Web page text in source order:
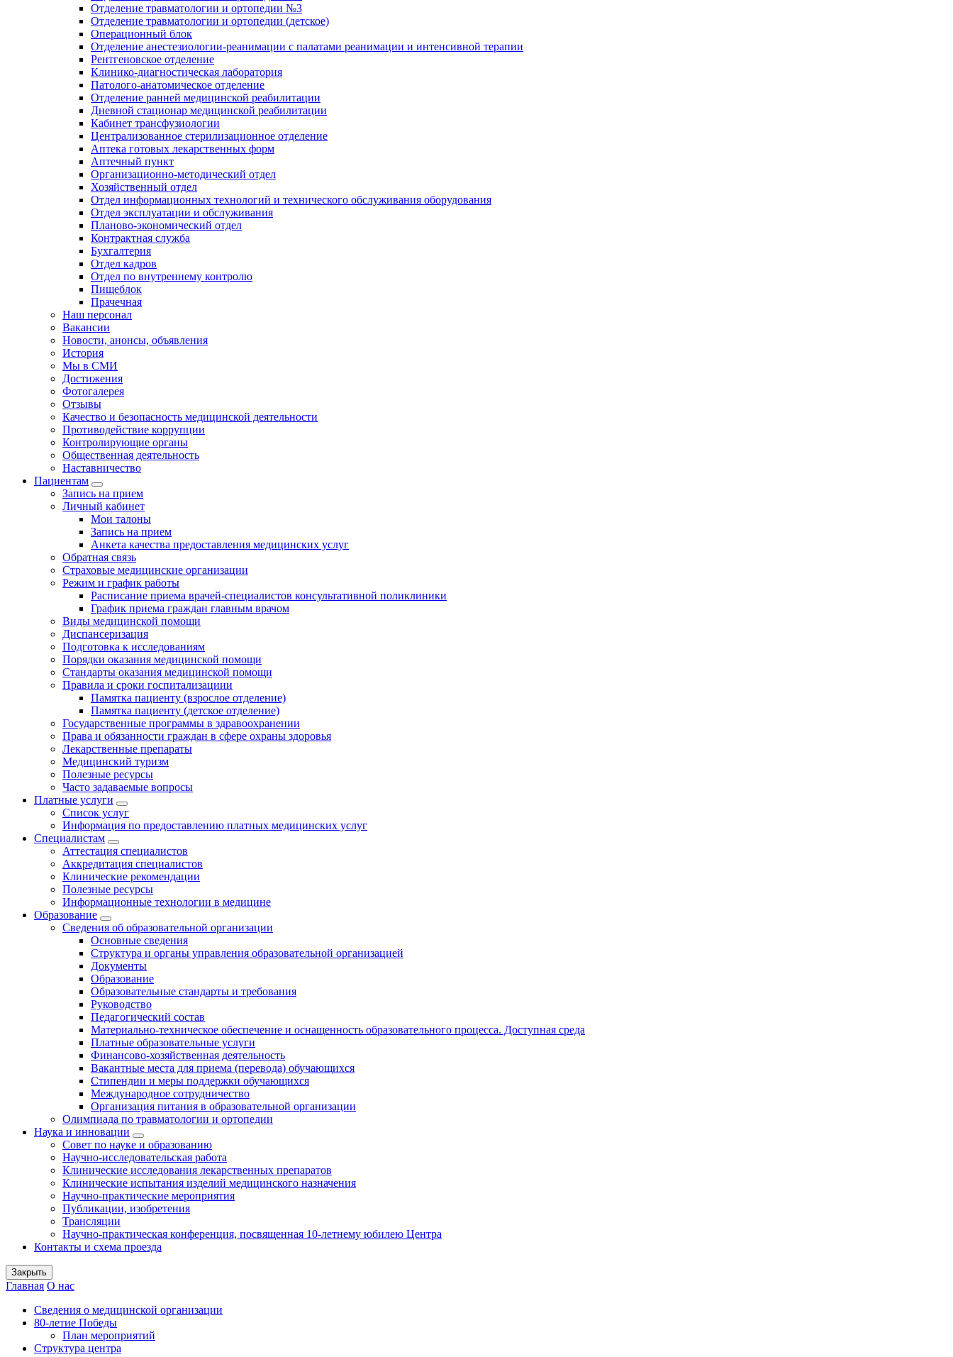
Отделение травматологии и ортопедии №3
Отделение травматологии и ортопедии (детское)
Операционный блок
Отделение анестезиологии-реанимации с палатами реанимации и интенсивной терапии
Рентгеновское отделение
Клинико-диагностическая лаборатория
Патолого-анатомическое отделение
Отделение ранней медицинской реабилитации
Дневной стационар медицинской реабилитации
Кабинет трансфузиологии
Централизованное стерилизационное отделение
Аптека готовых лекарственных форм
Аптечный пункт
Организационно-методический отдел
Хозяйственный отдел
Отдел информационных технологий и технического обслуживания оборудования
Отдел эксплуатации и обслуживания
Планово-экономический отдел
Контрактная служба
Бухгалтерия
Отдел кадров
Отдел по внутреннему контролю
Пищеблок
Прачечная
Наш персонал
Вакансии
Новости, анонсы, объявления
История
Мы в СМИ
Достижения
Фотогалерея
Отзывы
Качество и безопасность медицинской деятельности
Противодействие коррупции
Контролирующие органы
Общественная деятельность
Наставничество
Пациентам
Запись на прием
Личный кабинет
Мои талоны
Запись на прием
Анкета качества предоставления медицинских услуг
Обратная связь
Страховые медицинские организации
Режим и график работы
Расписание приема врачей-специалистов консультативной поликлиники
График приема граждан главным врачом
Виды медицинской помощи
Диспансеризация
Подготовка к исследованиям
Порядки оказания медицинской помощи
Стандарты оказания медицинской помощи
Правила и сроки госпитализациии
Памятка пациенту (взрослое отделение)
Памятка пациенту (детское отделение)
Государственные программы в здравоохранении
Права и обязанности граждан в сфере охраны здоровья
Лекарственные препараты
Медицинский туризм
Полезные ресурсы
Часто задаваемые вопросы
Платные услуги
Список услуг
Информация по предоставлению платных медицинских услуг
Специалистам
Аттестация специалистов
Аккредитация специалистов
Клинические рекомендации
Полезные ресурсы
Информационные технологии в медицине
Образование
Сведения об образовательной организации
Основные сведения
Структура и органы управления образовательной организацией
Документы
Образование
Образовательные стандарты и требования
Руководство
Педагогический состав
Материально-техническое обеспечение и оснащенность образовательного процесса. Доступная среда
Платные образовательные услуги
Финансово-хозяйственная деятельность
Вакантные места для приема (перевода) обучающихся
Стипендии и меры поддержки обучающихся
Международное сотрудничество
Организация питания в образовательной организации
Олимпиада по травматологии и ортопедии
Наука и инновации
Совет по науке и образованию
Научно-исследовательская работа
Клинические исследования лекарственных препаратов
Клинические испытания изделий медицинского назначения
Научно-практические мероприятия
Публикации, изобретения
Трансляции
Научно-практическая конференция, посвященная 10-летнему юбилею Центра
Контакты и схема проезда
Закрыть
Главная О нас
Сведения о медицинской организации
80-летие Победы
План мероприятий
Структура центра